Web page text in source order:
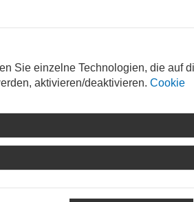
TAG DER ARCHITEKTUR
Sie einzelne Technologien, die auf
aktivieren/deaktivieren. Cookie